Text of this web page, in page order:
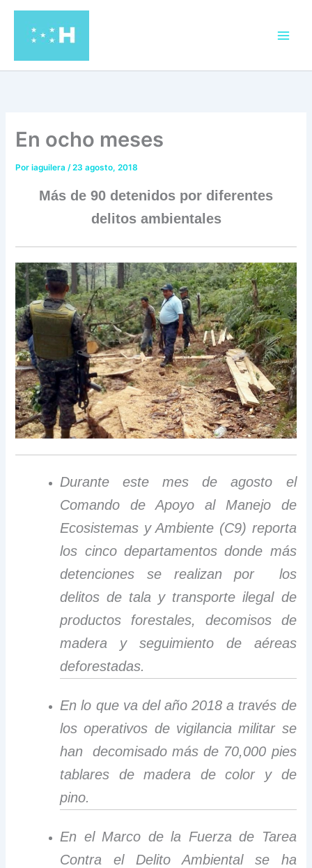
contenido
En ocho meses
Poriaguilera/23 agosto, 2018
Más de 90 detenidos por diferentes
delitos ambientales
Durante este mes de agosto el
Comando de Apoyo al Manejo de
Ecosistemas y Ambiente (C9) reporta
los cinco departamentos donde más
detenciones se realizan por los
delitos de tala y transporte ilegal de
productos forestales, decomisos de
madera y seguimiento de aéreas
deforestadas.
En lo que va del año 2018 a través de
los operativos de vigilancia militar se
han decomisado más de 70,000 pies
tablares de madera de color y de
pino.
En el Marco de la Fuerza de Tarea
Contra el Delito Ambiental se ha